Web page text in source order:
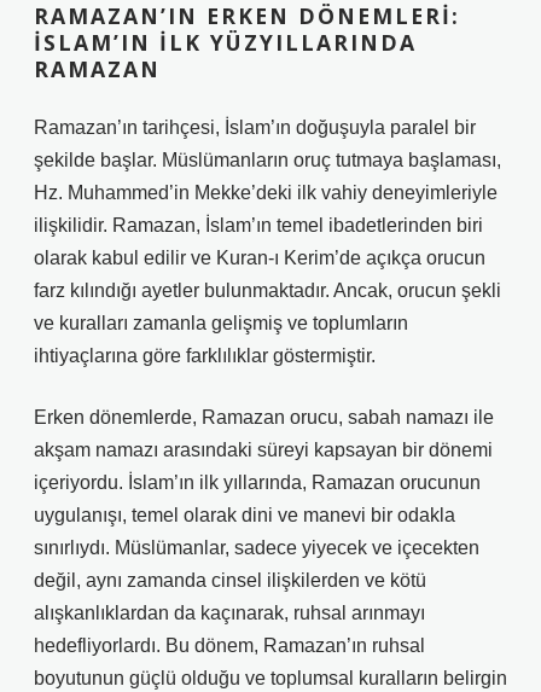
RAMAZAN’IN ERKEN DÖNEMLERI:
İSLAM’IN İLK YÜZYILLARINDA
RAMAZAN
Ramazan’ın tarihçesi, İslam’ın doğuşuyla paralel bir
şekilde başlar. Müslümanların oruç tutmaya başlaması,
Hz. Muhammed’in Mekke’deki ilk vahiy deneyimleriyle
ilişkilidir. Ramazan, İslam’ın temel ibadetlerinden biri
olarak kabul edilir ve Kuran-ı Kerim’de açıkça orucun
farz kılındığı ayetler bulunmaktadır. Ancak, orucun şekli
ve kuralları zamanla gelişmiş ve toplumların
ihtiyaçlarına göre farklılıklar göstermiştir.
Erken dönemlerde, Ramazan orucu, sabah namazı ile
akşam namazı arasındaki süreyi kapsayan bir dönemi
içeriyordu. İslam’ın ilk yıllarında, Ramazan orucunun
uygulanışı, temel olarak dini ve manevi bir odakla
sınırlıydı. Müslümanlar, sadece yiyecek ve içecekten
değil, aynı zamanda cinsel ilişkilerden ve kötü
alışkanlıklardan da kaçınarak, ruhsal arınmayı
hedefliyorlardı. Bu dönem, Ramazan’ın ruhsal
boyutunun güçlü olduğu ve toplumsal kuralların belirgin